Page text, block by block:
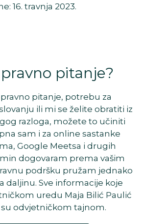
16. travnja 2023.
pitanje?
pitanje, potrebu za
ili mi se želite obratiti iz
razloga, možete to učiniti
sam i za online sastanke
Google Meetsa i drugih
dogovaram prema vašim
podršku pružam jednako
daljinu. Sve informacije koje
uredu Maja Bilić Paulić
su odvjetničkom tajnom.